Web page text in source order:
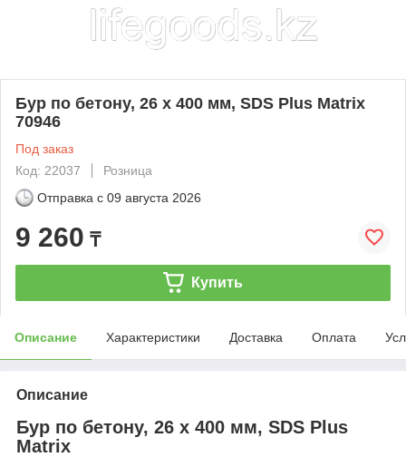
Бур по бетону, 26 х 400 мм, SDS Plus Matrix
70946
Под заказ
Код: 22037
Розница
Отправка с 09 августа 2026
9 260 ₸
Купить
Описание Характеристики Доставка Оплата
Описание
Бур по бетону, 26 х 400 мм, SDS Plus
Matrix